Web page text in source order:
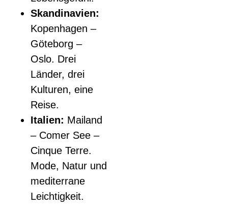
Skandinavien:
Kopenhagen –
Göteborg –
Oslo. Drei
Länder, drei
Kulturen, eine
Reise.
Italien: Mailand
– Comer See –
Cinque Terre.
Mode, Natur und
mediterrane
Leichtigkeit.